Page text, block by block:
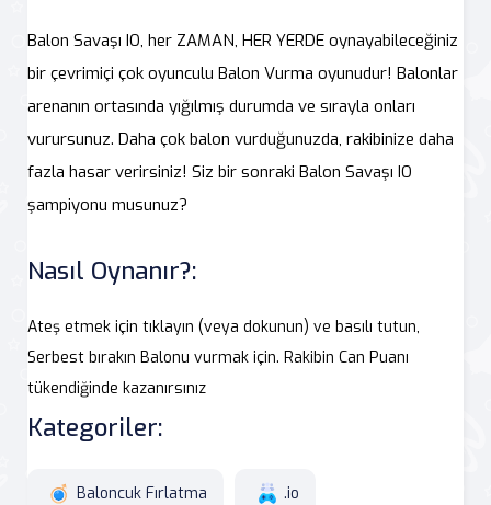
Balon Savaşı IO, her ZAMAN, HER YERDE oynayabileceğiniz
bir çevrimiçi çok oyunculu Balon Vurma oyunudur! Balonlar
arenanın ortasında yığılmış durumda ve sırayla onları
vurursunuz. Daha çok balon vurduğunuzda, rakibinize daha
fazla hasar verirsiniz! Siz bir sonraki Balon Savaşı IO
şampiyonu musunuz?
Nasıl Oynanır?:
Ateş etmek için tıklayın (veya dokunun) ve basılı tutun,
Serbest bırakın Balonu vurmak için. Rakibin Can Puanı
tükendiğinde kazanırsınız
Kategoriler:
Baloncuk Fırlatma .io